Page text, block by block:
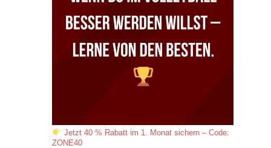
Jetzt 40 % Rabatt im 1. Monat sichern – Code:
ZONE40